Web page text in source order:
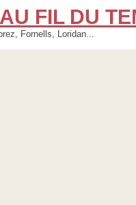
FIL DU
Fornells, Loridan...